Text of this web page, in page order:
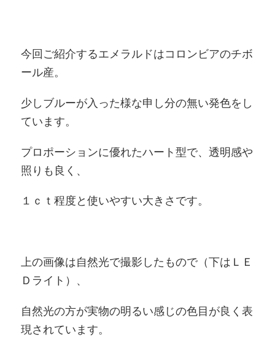
今回ご紹介するエメラルドはコロンビアのチボ
ール産。
少しブルーが入った様な申し分の無い発色をし
ています。
プロポーションに優れたハート型で、透明感や
照りも良く、
１ｃｔ程度と使いやすい大きさです。
上の画像は自然光で撮影したもので（下はＬＥ
Ｄライト）、
自然光の方が実物の明るい感じの色目が良く表
現されています。